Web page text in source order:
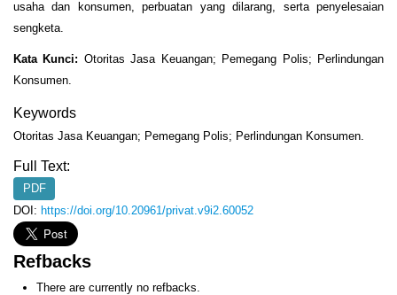
usaha dan konsumen, perbuatan yang dilarang, serta penyelesaian
sengketa.
Kata Kunci: Otoritas Jasa Keuangan; Pemegang Polis; Perlindungan
Konsumen.
Keywords
Otoritas Jasa Keuangan; Pemegang Polis; Perlindungan Konsumen.
Full Text:
PDF
DOI: https://doi.org/10.20961/privat.v9i2.60052
Refbacks
There are currently no refbacks.